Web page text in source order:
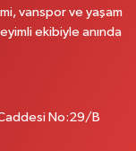
vanspor ve yaşam
ekibiyle anında
No:29/B